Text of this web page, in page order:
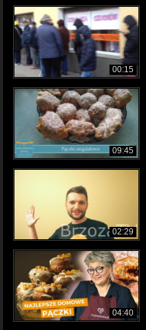
00:15
09:45
02:29
04:40